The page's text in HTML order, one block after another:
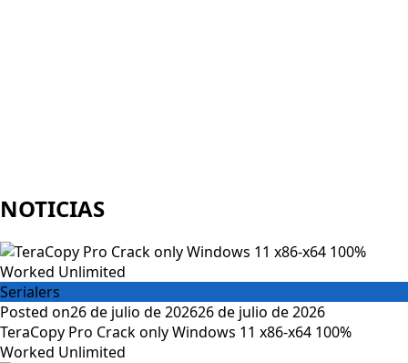
NOTICIAS
Serialers
Posted on26 de julio de 202626 de julio de 2026
TeraCopy Pro Crack only Windows 11 x86-x64 100%
Worked Unlimited